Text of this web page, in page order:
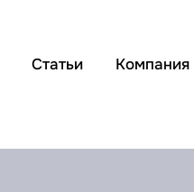
Статьи Компания